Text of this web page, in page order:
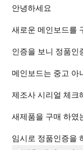
트
안녕하세요
새로운 메인보드를
인증을 보니 정품인
메인보드는 중고 아
제조사 시리얼 체크
새제품을 구매 하였
임시로 정품인증을